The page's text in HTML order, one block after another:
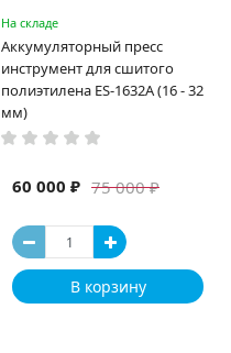
На складе
Аккумуляторный пресс
инструмент для сшитого
полиэтилена ES-1632A (16 - 32
мм)
75 000 ₽
60 000 ₽
В корзину